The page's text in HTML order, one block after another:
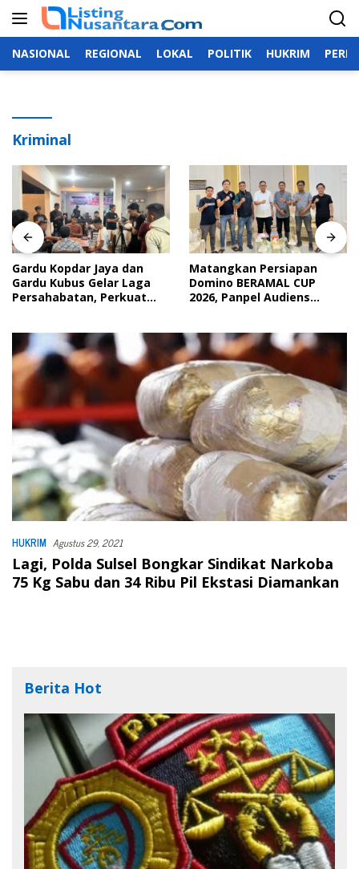
konten
NASIONAL REGIONAL LOKAL POLITIK HUKRIM
Kriminal
Gardu Kopdar Jaya dan
Gardu Kubus Gelar Laga
Persahabatan, Perkuat
Matangkan Persiapan
Domino BERAMAL CUP
2026, Panpel Audiens
HUKRIM Agustus 29, 2021
Lagi, Polda Sulsel Bongkar Sindikat Narkoba
75 Kg Sabu dan 34 Ribu Pil Ekstasi Diamankan
Berita Hot